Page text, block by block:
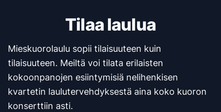
Tilaa laulua
Mieskuorolaulu sopii tilaisuuteen kuin
tilaisuuteen. Meiltä voi tilata erilaisten
kokoonpanojen esiintymisiä nelihenkisen
kvartetin laulutervehdyksestä aina koko kuoron
konserttiin asti.